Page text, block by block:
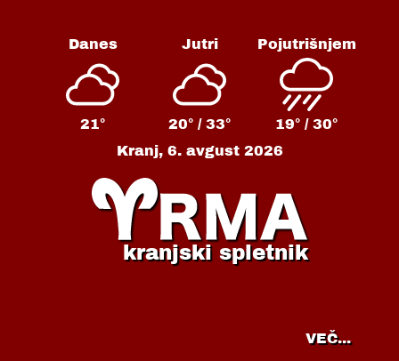
Danes
21°
Jutri
20° / 33°
Pojutrišnjem
19° / 30°
Kranj, 6. avgust 2026
kranjski spletnik
VEČ...